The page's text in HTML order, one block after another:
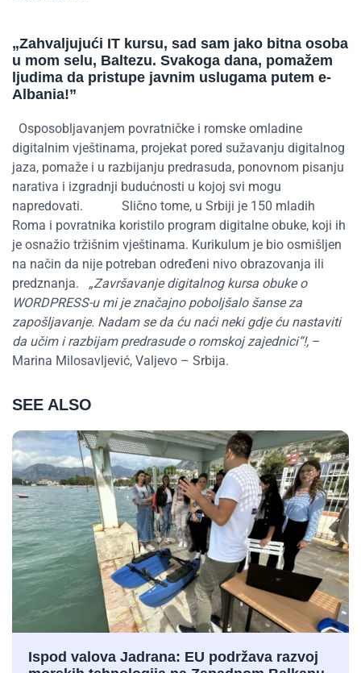
„Zahvaljujući IT kursu, sad sam jako bitna osoba
u mom selu, Baltezu. Svakoga dana, pomažem
ljudima da pristupe javnim uslugama putem e-
Albania!”
Osposobljavanjem povratničke i romske omladine
digitalnim vještinama, projekat pored sužavanju digitalnog
jaza, pomaže i u razbijanju predrasuda, ponovnom pisanju
narativa i izgradnji budućnosti u kojoj svi mogu
napredovati.
Slično tome, u Srbiji je 150 mladih
Roma i povratnika koristilo program digitalne obuke, koji ih
je osnažio tržišnim vještinama. Kurikulum je bio osmišljen
na način da nije potreban određeni nivo obrazovanja ili
predznanja.
„Završavanje digitalnog kursa obuke o
WORDPRESS-u mi je značajno poboljšalo šanse za
zapošljavanje. Nadam se da ću naći neki gdje ću nastaviti
da učim i razbijam predrasude o romskoj zajednici“!, –
Marina Milosavljević, Valjevo – Srbija.
SEE ALSO
Ispod valova Jadrana: EU podržava razvoj